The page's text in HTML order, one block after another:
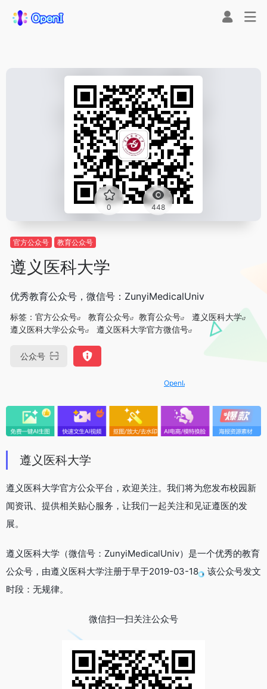
0 448
官方公众号 教育公众号
遵义医科大学
优秀教育公众号，微信号：ZunyiMedicalUniv
标签： 官方公众号 教育公众号 教育公众号
遵义医科大学
遵义医科大学公众号
遵义医科大学官方微信号
公众号
OpenIAPI，一站式大模型API聚合平
遵义医科大学
遵义医科大学官方公众平台，欢迎关注。我们将为您发布校园新
闻资讯、提供相关贴心服务，让我们一起关注和见证遵医的发
展。
遵义医科大学（微信号：ZunyiMedicalUniv）是一个优秀的教育
公众号，由遵义医科大学注册于早于2019-03-18，该公众号发文
时段：无规律。
微信扫一扫关注公众号